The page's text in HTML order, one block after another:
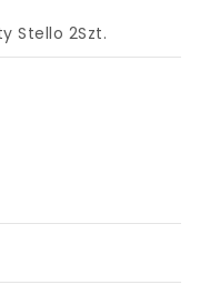
Stello 2Szt.